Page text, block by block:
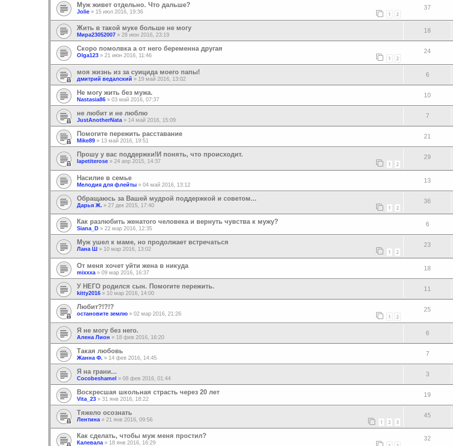
Муж живет отдельно. Что дальше?
Jolie » 15 июл 2016, 19:36 1 2
37
Жить в такой муке больше не могу
Мира23052007 » 28 июн 2016, 23:19
18
Скоро помолвка а от него беременна другая
Olga123 » 21 июн 2016, 11:46 1 2
24
моя жизнь из за суицида моего папы!
дмитрий ведалский » 19 май 2016, 13:02
6
Не могу жить без мужа.
Nastasia86 » 03 май 2016, 07:37
10
не любит и не люблю
JustAnotherNata » 14 май 2016, 15:09
7
Помогите пережить расставание
Mike89 » 13 май 2016, 19:51
21
Прошу у вас поддержки!И понять, что происходит.
lapetiterose » 24 апр 2015, 14:37 1 2
29
Насилие в семье
Мелодия для флейты » 04 май 2016, 13:12
13
Обращаюсь за Вашей мудрой поддержкой и советом...
Дарья Ж. » 27 дек 2015, 17:40 1 2
36
Как разлюбить женатого человека и вернуть чувства к мужу?
Siana_D » 22 мар 2016, 12:35
6
Муж ушел к маме, но продолжает встречаться
Лана Ш » 10 мар 2016, 13:02 1 2
23
От меня хочет уйти жена в никуда
mixxxa » 09 мар 2016, 16:37
18
У НЕГО родился сын. Помогите пережить.
kitty2016 » 10 мар 2016, 14:00
11
Любит?!?!?
остановите землю » 02 мар 2016, 21:26 1 2
25
Я не могу без него.
Алена Лион » 18 фев 2016, 16:20
6
Такая любовь
Жанна Ф. » 14 фев 2016, 14:45
7
Я на грани...
Cocobeshamel » 08 фев 2016, 01:44
3
Воскресшая школьная страсть через 20 лет
Vita_23 » 31 янв 2016, 18:22
19
Тяжело осознать
Лентина » 21 янв 2016, 09:56 1 2 3
45
Как сделать, чтобы муж меня простил?
Калевала » 18 янв 2016, 16:29
32